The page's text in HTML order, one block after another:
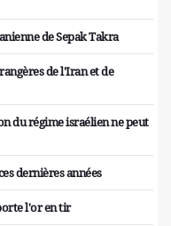
de Sepak Takra
de l'Iran et de
du régime israélien ne peut
dernières années
l'or en tir